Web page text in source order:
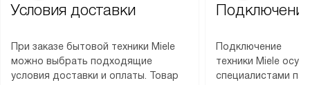
Условия доставки
При заказе бытовой техники Miele
можно выбрать подходящие
условия доставки и оплаты. Товар
Подключение
техники Miele
специалистами